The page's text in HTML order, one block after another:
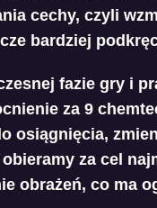
cechy, czyli
bardziej
fazie gry i
za 9
osiągnięcia,
za cel
obrażeń, co ma